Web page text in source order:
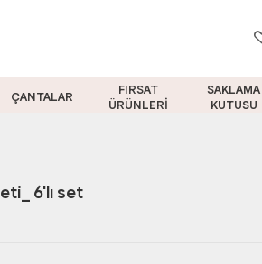
ÇANTALAR
FIRSAT
ÜRÜNLERİ
SAKLAMA
KUTUSU
6'lı set